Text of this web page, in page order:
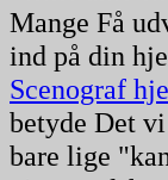
Mange Få
ind på din
Scenograf
betyde Det
bare lige